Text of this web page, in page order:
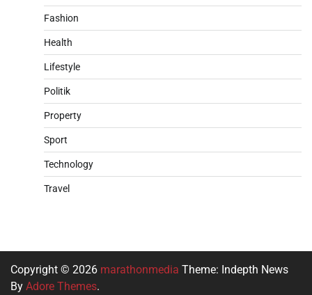
Fashion
Health
Lifestyle
Politik
Property
Sport
Technology
Travel
Copyright © 2026 marathonmedia Theme: Indepth News
By Adore Themes.